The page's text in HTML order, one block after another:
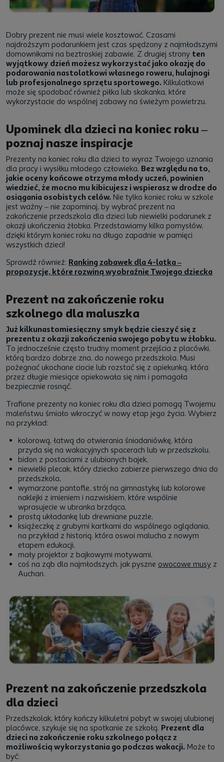
Dobry prezent nie musi wiele kosztować. Czasami
najdroższym podarunkiem jest czas spędzony z najmłodszymi
domownikami na beztroskiej zabawie. Z drugiej strony ten
wyjątkowy dzień możesz wykorzystać jako okazję do
podarowania nastolatkowi własnego roweru, hulajnogi
lub profesjonalnego sprzętu sportowego. Kilkulatkowi
może się spodobać również piłka lub skakanka, które
wykorzystacie do wspólnej zabawy na świeżym powietrzu.
Upominek dla dzieci na koniec roku –
poznaj nasze inspiracje
Prezenty na koniec roku dla dzieci to wyraz Twojego uznania
dla pracy i wysiłku młodego człowieka. Bez względu na to,
jakie oceny końcowe otrzyma młody uczeń, powinien
wiedzieć, że mocno mu kibicujesz i wspierasz w drodze do
osiągania osobistych celów. Nie tylko koniec roku w szkole
jest ważny – nie zapominaj, by wybrać prezent na
zakończenie przedszkola dla dzieci lub niewielki podarunek z
okazji ukończenia żłobka. Przedstawiamy kilka pomysłów,
dzięki którym koniec roku na długo zapadnie w pamięci
wszystkich dzieci!
Sprawdź również: Ranking zabawek dla 4-latka –
propozycje, które rozwiną wyobraźnię Twojego dziecka
Prezent na zakończenie roku
szkolnego dla maluszka
Już kilkunastomiesięczny smyk będzie cieszyć się z
prezentu z okazji zakończenia swojego pobytu w żłobku.
To jednocześnie często trudny moment przejścia z placówki,
którą bardzo dobrze zna, do nowego przedszkola. Musi
pożegnać ukochane ciocie lub rozstać się z opiekunką, która
przez długie miesiące opiekowała się nim i pomagała
bezpiecznie rosnąć.
Trafione prezenty na koniec roku dla dzieci pomogą Twojemu
maleństwu śmiało wkroczyć w nowy etap jego życia. Wybierz
na przykład:
kolorową, łatwą do otwierania śniadaniówkę, która
przyda się na wakacyjnych spacerach lub w przedszkolu,
bidon z postaciami z ulubionych bajek,
niewielki plecak, który dziecko zabierze pierwszego dnia do
przedszkola,
wymarzone pantofle, strój na gimnastykę lub kolorowe
naklejki z imieniem i nazwiskiem, które wspólnie
wprasujecie w ubranka brzdąca,
prostą układankę lub drewniane puzzle,
książeczkę z grubymi kartkami do wspólnego oglądania,
na przykład z historią, która oswoi malucha z nowym
etapem edukacji,
mały projektor z bajkowymi motywami,
coś na ząb dla najmłodszych, jak pyszne owocowe musy z
Auchan.
Prezent na zakończenie przedszkola
dla dzieci
Przedszkolak, który kończy kilkuletni pobyt w swojej ulubionej
placówce, szykuje się na spotkanie ze szkołą. Prezent dla
dzieci na zakończenie roku szkolnego połącz z
możliwością wykorzystania go podczas wakacji. Może to
być: